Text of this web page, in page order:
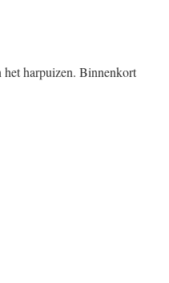
het harpuizen. Binnenkort